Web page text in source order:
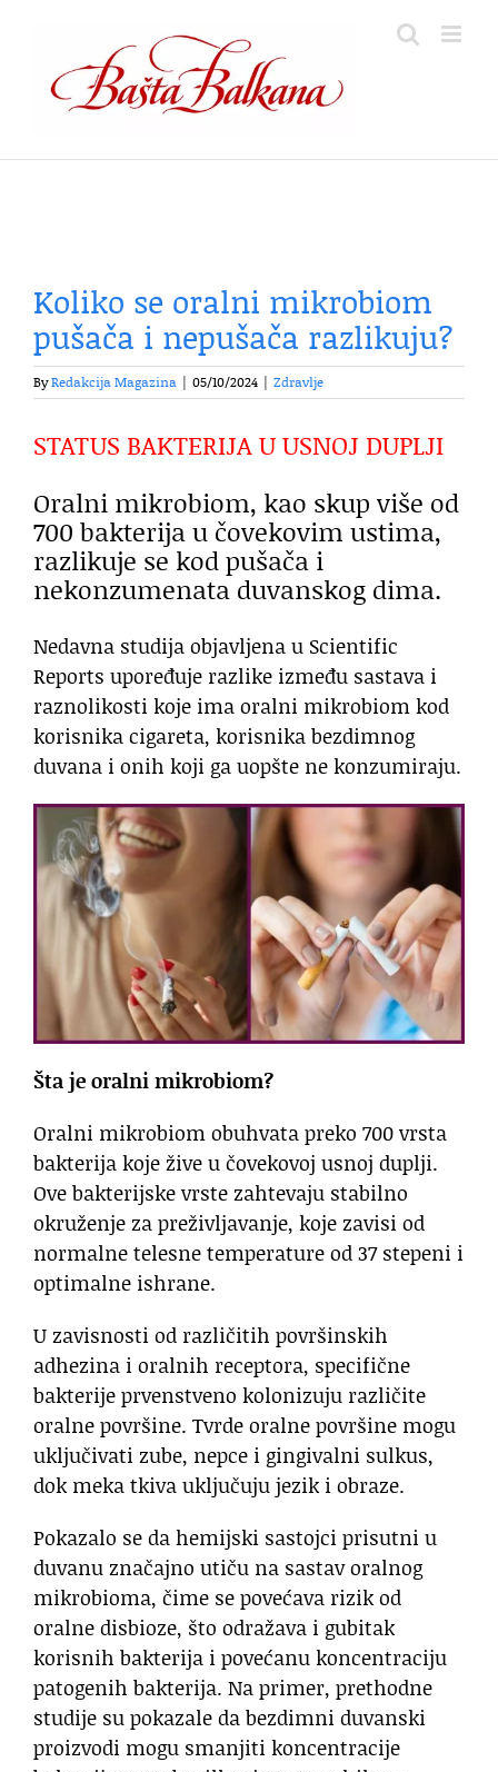
content
Koliko se oralni mikrobiom
pušača i nepušača razlikuju?
ByRedakcija Magazina 05/10/2024 Zdravlje
STATUS BAKTERIJA U USNOJ DUPLJI
Oralni mikrobiom, kao skup više od
700 bakterija u čovekovim ustima,
razlikuje se kod pušača i
nekonzumenata duvanskog dima.
Nedavna studija objavljena u Scientific
Reports upoređuje razlike između sastava i
raznolikosti koje ima oralni mikrobiom kod
korisnika cigareta, korisnika bezdimnog
duvana i onih koji ga uopšte ne konzumiraju.
Šta je oralni mikrobiom?
Oralni mikrobiom obuhvata preko 700 vrsta
bakterija koje žive u čovekovoj usnoj duplji.
Ove bakterijske vrste zahtevaju stabilno
okruženje za preživljavanje, koje zavisi od
normalne telesne temperature od 37 stepeni i
optimalne ishrane.
U zavisnosti od različitih površinskih
adhezina i oralnih receptora, specifične
bakterije prvenstveno kolonizuju različite
oralne površine. Tvrde oralne površine mogu
uključivati zube, nepce i gingivalni sulkus,
dok meka tkiva uključuju jezik i obraze.
Pokazalo se da hemijski sastojci prisutni u
duvanu značajno utiču na sastav oralnog
mikrobioma, čime se povećava rizik od
oralne disbioze, što odražava i gubitak
korisnih bakterija i povećanu koncentraciju
patogenih bakterija. Na primer, prethodne
studije su pokazale da bezdimni duvanski
proizvodi mogu smanjiti koncentracije